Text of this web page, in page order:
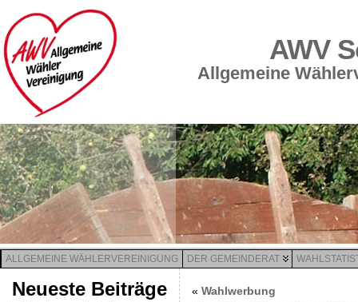
AWV
Allgemeine
ALLGEMEINE WÄHLERVEREINIGUNG DER GEMEINDERAT
Neueste Beiträge « Wahlwerbung